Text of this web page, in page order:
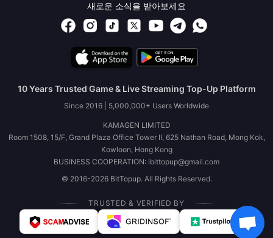
새로운 소식을 받아보세요
10 Years Trusted Game & Live Streaming Top-Up Platform
Since 2016 | 5,000,000+ Users Worldwide
KAMAGEN LIMITED
Room 1508, 15/F, Grand Plaza Office Tower II, 625 Nathan Road, Mong Kok,
Kowloon, Hong Kong
BUSINESS COOPERATION: ibittopup@gmail.com
© 2016-2026 BitTopup. All Rights Reserved.
TRUSTED & VERIFIED BY